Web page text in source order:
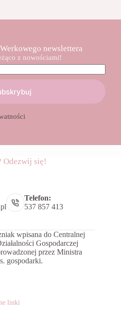
newslettera
z nowościami!
Odezwij się!
Telefon:
537 857 413
wpisana do Centralnej
Gospodarczej
przez Ministra
gospodarki.
linki